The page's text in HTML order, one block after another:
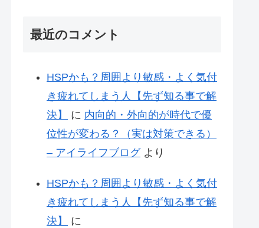
最近のコメント
HSPかも？周囲より敏感・よく気付
き疲れてしまう人【先ず知る事で解
決】
に 内向的・外向的が時代で優
位性が変わる？（実は対策できる）
– アイライフブログより
HSPかも？周囲より敏感・よく気付
き疲れてしまう人【先ず知る事で解
決】
に